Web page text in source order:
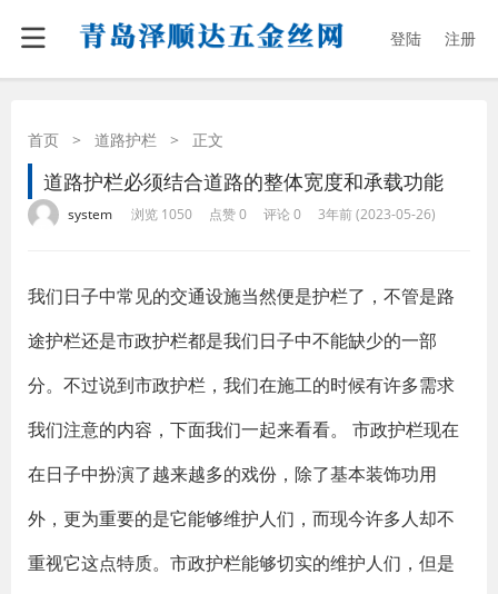
登陆 注册
首页 > 道路护栏 > 正文
道路护栏必须结合道路的整体宽度和承载功能
system 浏览 1050 点赞 0 评论 0 3年前 (2023-05-26)
我们日子中常见的交通设施当然便是护栏了，不管是路
途护栏还是市政护栏都是我们日子中不能缺少的一部
分。不过说到市政护栏，我们在施工的时候有许多需求
我们注意的内容，下面我们一起来看看。 市政护栏现在
在日子中扮演了越来越多的戏份，除了基本装饰功用
外，更为重要的是它能够维护人们，而现今许多人却不
重视它这点特质。市政护栏能够切实的维护人们，但是